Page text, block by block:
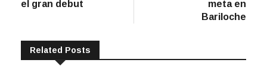
el gran debut
meta en
Bariloche
Related Posts